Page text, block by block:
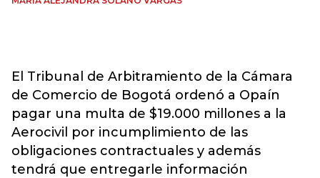
El Tribunal de Arbitramiento de la Cámara
de Comercio de Bogotá ordenó a Opaín
pagar una multa de $19.000 millones a la
Aerocivil por incumplimiento de las
obligaciones contractuales y además
tendrá que entregarle información